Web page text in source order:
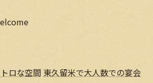
ロな空間 東久留米で大人数での宴会